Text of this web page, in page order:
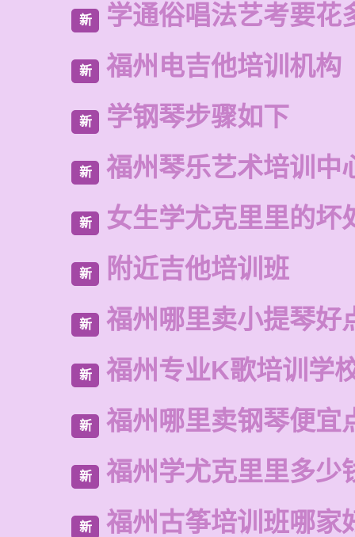
新 学通俗唱法艺考要花
新 福州电吉他培训机构
新 学钢琴步骤如下
新 福州琴乐艺术培训中
新 女生学尤克里里的坏
新 附近吉他培训班
新 福州哪里卖小提琴好
新 福州专业K歌培训学
新 福州哪里卖钢琴便宜
新 福州学尤克里里多少
新 福州古筝培训班哪家